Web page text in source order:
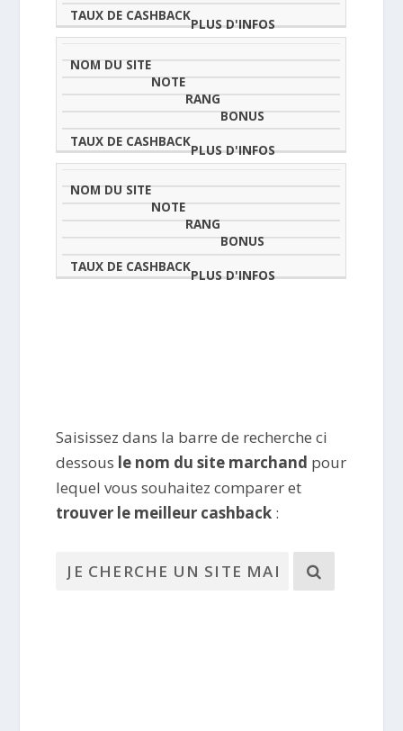
Saisissez dans la barre de recherche ci
dessous le nom du site marchand pour
lequel vous souhaitez comparer et
trouver le meilleur cashback :